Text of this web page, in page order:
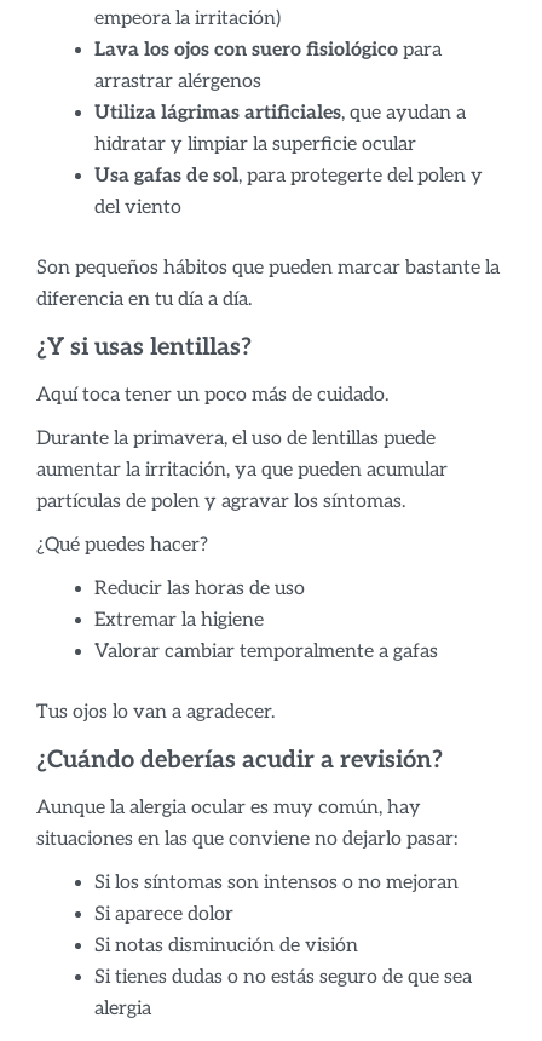
empeora la irritación)
Lava los ojos con suero fisiológico para
arrastrar alérgenos
Utiliza lágrimas artificiales, que ayudan a
hidratar y limpiar la superficie ocular
Usa gafas de sol, para protegerte del polen y
del viento
Son pequeños hábitos que pueden marcar bastante la
diferencia en tu día a día.
¿Y si usas lentillas?
Aquí toca tener un poco más de cuidado.
Durante la primavera, el uso de lentillas puede
aumentar la irritación, ya que pueden acumular
partículas de polen y agravar los síntomas.
¿Qué puedes hacer?
Reducir las horas de uso
Extremar la higiene
Valorar cambiar temporalmente a gafas
Tus ojos lo van a agradecer.
¿Cuándo deberías acudir a revisión?
Aunque la alergia ocular es muy común, hay
situaciones en las que conviene no dejarlo pasar:
Si los síntomas son intensos o no mejoran
Si aparece dolor
Si notas disminución de visión
Si tienes dudas o no estás seguro de que sea
alergia